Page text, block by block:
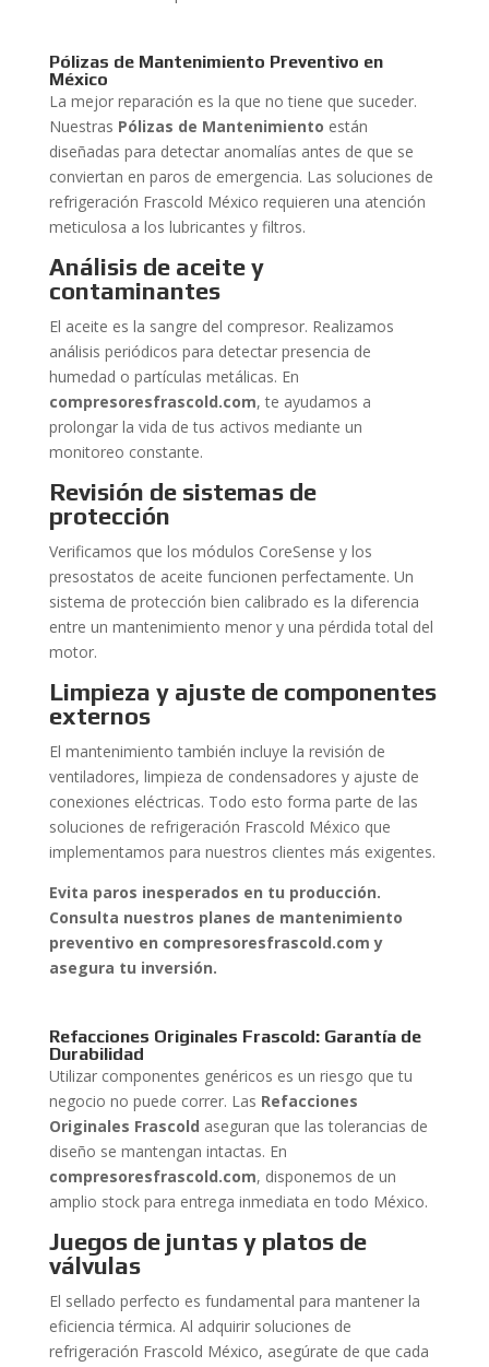
Pólizas de Mantenimiento Preventivo en
México
La mejor reparación es la que no tiene que suceder.
Nuestras Pólizas de Mantenimiento están
diseñadas para detectar anomalías antes de que se
conviertan en paros de emergencia. Las soluciones de
refrigeración Frascold México requieren una atención
meticulosa a los lubricantes y filtros.
Análisis de aceite y
contaminantes
El aceite es la sangre del compresor. Realizamos
análisis periódicos para detectar presencia de
humedad o partículas metálicas. En
compresoresfrascold.com, te ayudamos a
prolongar la vida de tus activos mediante un
monitoreo constante.
Revisión de sistemas de
protección
Verificamos que los módulos CoreSense y los
presostatos de aceite funcionen perfectamente. Un
sistema de protección bien calibrado es la diferencia
entre un mantenimiento menor y una pérdida total del
motor.
Limpieza y ajuste de componentes
externos
El mantenimiento también incluye la revisión de
ventiladores, limpieza de condensadores y ajuste de
conexiones eléctricas. Todo esto forma parte de las
soluciones de refrigeración Frascold México que
implementamos para nuestros clientes más exigentes.
Evita paros inesperados en tu producción.
Consulta nuestros planes de mantenimiento
preventivo en compresoresfrascold.com y
asegura tu inversión.
Refacciones Originales Frascold: Garantía de
Durabilidad
Utilizar componentes genéricos es un riesgo que tu
negocio no puede correr. Las Refacciones
Originales Frascold aseguran que las tolerancias de
diseño se mantengan intactas. En
compresoresfrascold.com, disponemos de un
amplio stock para entrega inmediata en todo México.
Juegos de juntas y platos de
válvulas
El sellado perfecto es fundamental para mantener la
eficiencia térmica. Al adquirir soluciones de
refrigeración Frascold México, asegúrate de que cada